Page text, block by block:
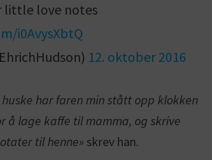
little love notes
i0AvysXbtQ
12. oktober 2016
huske har faren min stått opp klokken
å lage kaffe til mamma, og skrive
til henne»skrev han.